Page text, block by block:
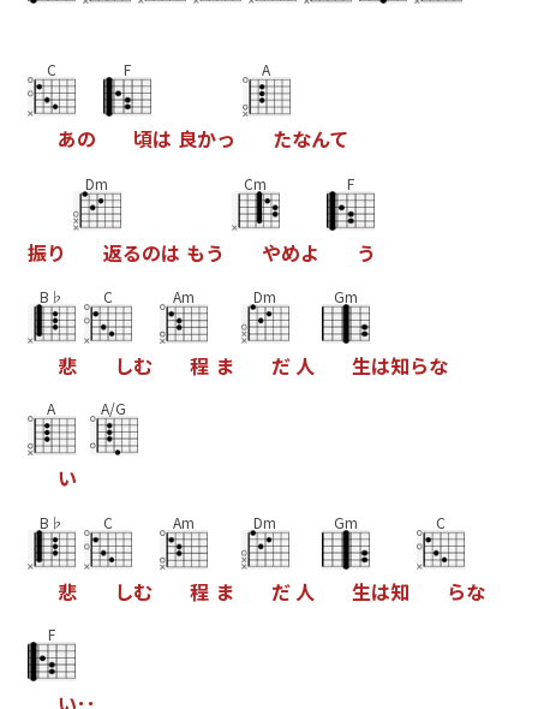
C
あの
F
頃は 良かっ
A
たなんて
振り
Dm
返るのは もう
Cm
やめよ
F
う
B♭
悲
C
しむ
Am
程 ま
Dm
だ人
Gm
生は知らな
A
い
A/G
B♭
悲
C
しむ
Am
程 ま
Dm
だ 人
Gm
生は知
C
らな
F
い･ ･